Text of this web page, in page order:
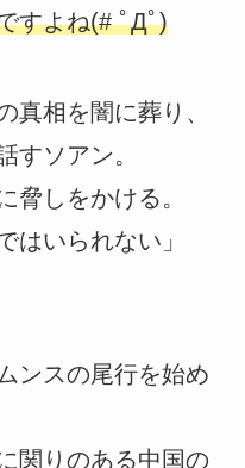
すよね(# ﾟДﾟ)
真相を闇に葬り、
すソアン。
脅しをかける。
はいられない」
ンスの尾行を始め
関りのある中国の